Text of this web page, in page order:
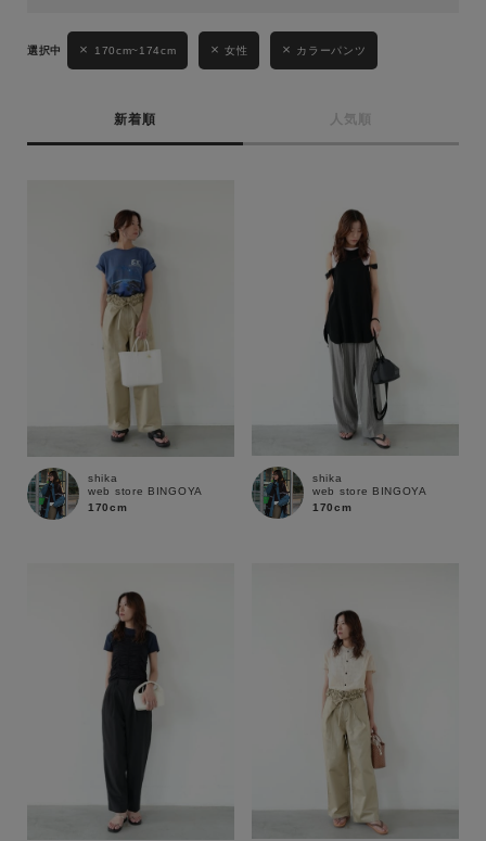
170cm~174cm 女性 カラーパンツ
新着順 人気順
shika
web store BINGOYA
170cm
shika
web store BINGOYA
170cm